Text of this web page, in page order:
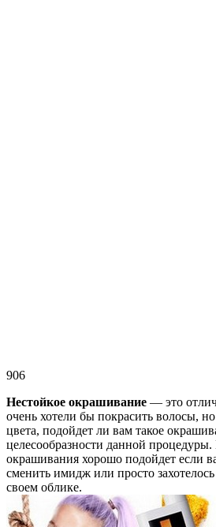
906
Нестойкое окрашивание — это
очень хотели бы покрасить волосы,
цвета, подойдет ли вам такое
целесообразности данной
окрашивания хорошо подойдет если
сменить имидж или просто
своем облике.